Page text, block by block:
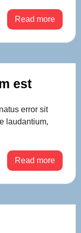
Read more
est
error sit
laudantium,
Read more